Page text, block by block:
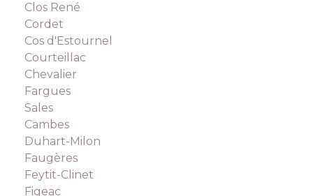
Clos René
Cordet
Cos d'Estournel
Courteillac
Chevalier
Fargues
Sales
Cambes
Duhart-Milon
Faugères
Feytit-Clinet
Figeac